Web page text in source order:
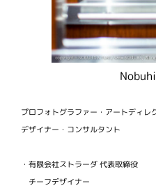
プロフォトグラファー・アートディレ
デザイナー・コンサルタント
・有限会社ストラーダ 代表取締役
チーフデザイナー